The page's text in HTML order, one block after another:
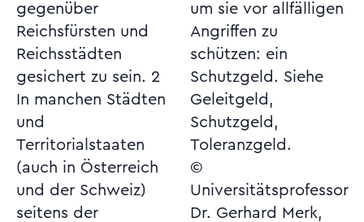
gegenüber
Reichsfürsten und
Reichsstädten
gesichert zu sein. 2
In manchen Städten
und
Territorialstaaten
(auch in Österreich
und der Schweiz)
seitens der
um sie vor allfälligen
Angriffen zu
schützen: ein
Schutzgeld. Siehe
Geleitgeld,
Schutzgeld,
Toleranzgeld.
©
Universitätsprofessor
Dr. Gerhard Merk,